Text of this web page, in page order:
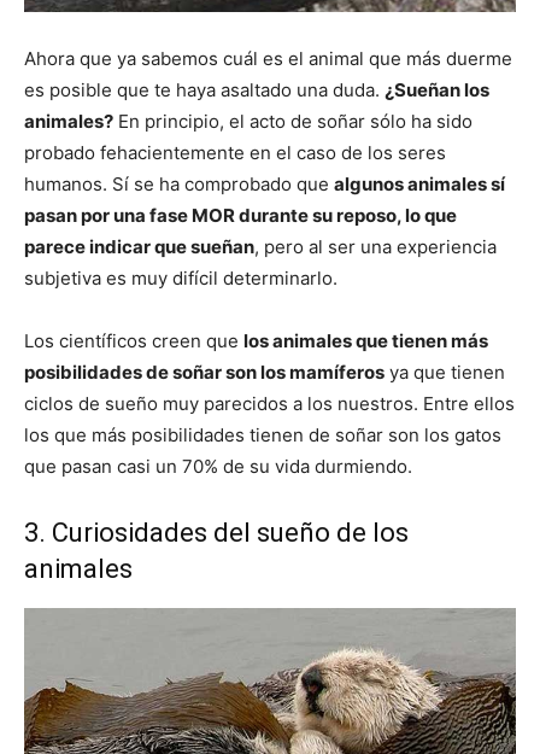
Ahora que ya sabemos cuál es el animal que más duerme
es posible que te haya asaltado una duda. ¿Sueñan los
animales? En principio, el acto de soñar sólo ha sido
probado fehacientemente en el caso de los seres
humanos. Sí se ha comprobado que algunos animales sí
pasan por una fase MOR durante su reposo, lo que
parece indicar que sueñan, pero al ser una experiencia
subjetiva es muy difícil determinarlo.
Los científicos creen que los animales que tienen más
posibilidades de soñar son los mamíferos ya que tienen
ciclos de sueño muy parecidos a los nuestros. Entre ellos
los que más posibilidades tienen de soñar son los gatos
que pasan casi un 70% de su vida durmiendo.
3. Curiosidades del sueño de los
animales